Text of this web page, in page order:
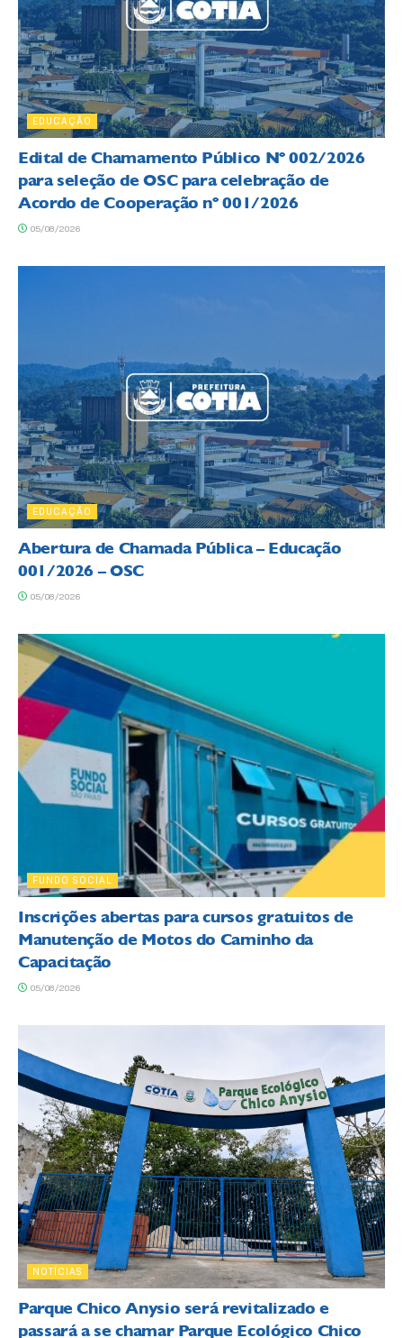
EDUCAÇÃO
Edital de Chamamento Público Nº 002/2026
para seleção de OSC para celebração de
Acordo de Cooperação nº 001/2026
05/08/2026
EDUCAÇÃO
Abertura de Chamada Pública – Educação
001/2026 – OSC
05/08/2026
FUNDO SOCIAL
Inscrições abertas para cursos gratuitos de
Manutenção de Motos do Caminho da
Capacitação
05/08/2026
NOTÍCIAS
Parque Chico Anysio será revitalizado e
passará a se chamar Parque Ecológico Chico